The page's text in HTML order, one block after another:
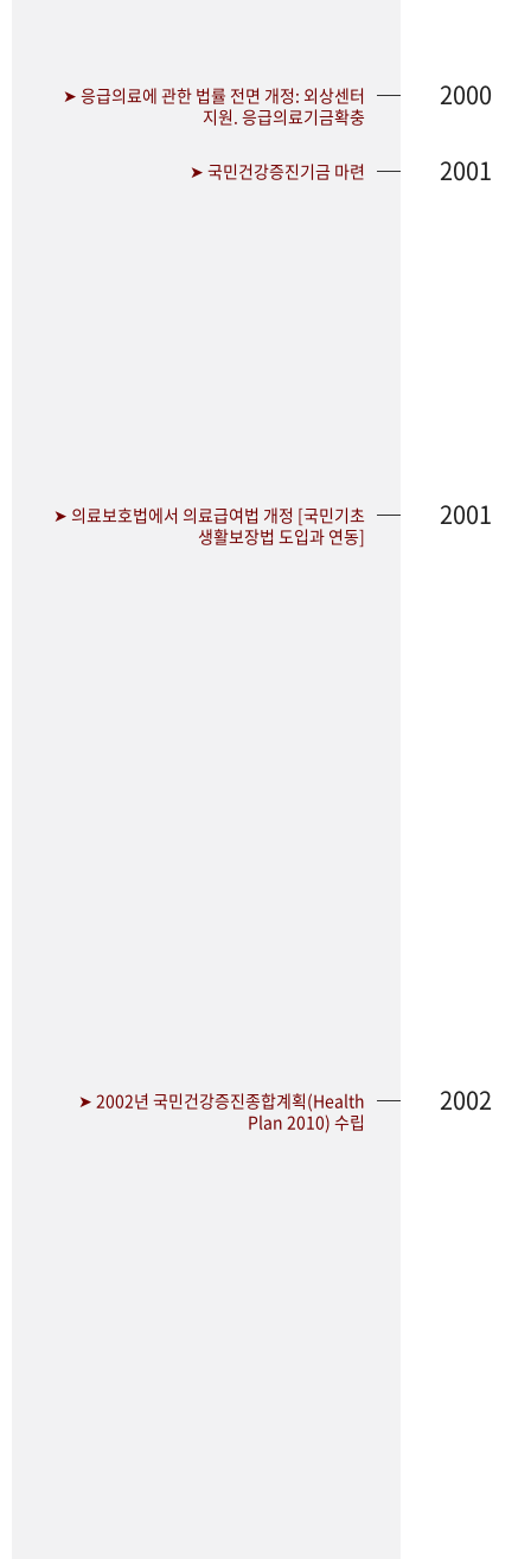
➤ 응급의료에 관한 법률 전면 개정: 외상센터
지원. 응급의료기금확충
2000
➤ 국민건강증진기금 마련 2001
➤ 의료보호법에서 의료급여법 개정 [국민기초
생활보장법 도입과 연동]
2001
➤ 2002년 국민건강증진종합계획(Health
Plan 2010) 수립
2002